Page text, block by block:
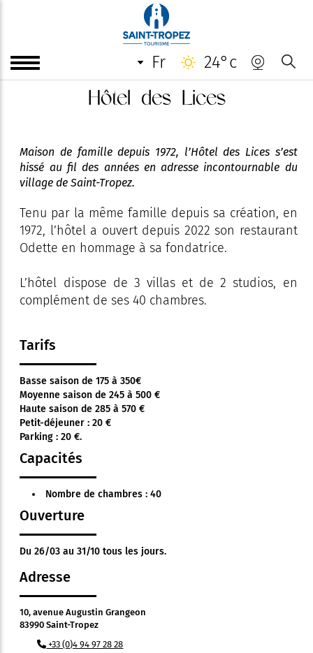
fr 24°c
Hôtel des Lices
Maison de famille depuis 1972, l’Hôtel des Lices s’est
hissé au fil des années en adresse incontournable du
village de Saint-Tropez.
Tenu par la même famille depuis sa création, en
1972, l’hôtel a ouvert depuis 2022 son restaurant
Odette en hommage à sa fondatrice.
L’hôtel dispose de 3 villas et de 2 studios, en
complément de ses 40 chambres.
Tarifs
Basse saison de 175 à 350€
Moyenne saison de 245 à 500 €
Haute saison de 285 à 570 €
Petit-déjeuner : 20 €
Parking : 20 €.
Capacités
Nombre de chambres : 40
Ouverture
Du 26/03 au 31/10 tous les jours.
Adresse
10, avenue Augustin Grangeon
83990 Saint-Tropez
+33 (0)4 94 97 28 28